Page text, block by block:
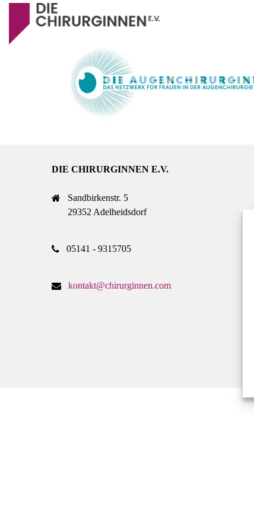
DIE CHIRURGINNEN E.V.
Sandbirkenstr. 5
29352 Adelheidsdorf
05141 - 9315705
kontakt@chirurginnen.com